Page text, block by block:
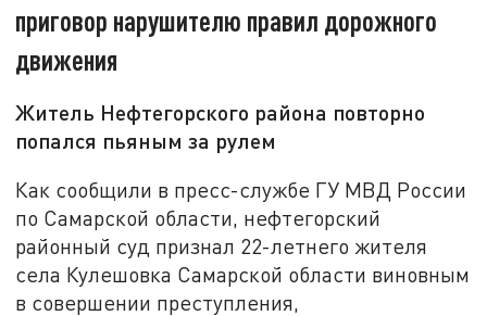
приговор нарушителю правил дорожного
движения
Житель Нефтегорского района повторно
попался пьяным за рулем
Как сообщили в пресс-службе ГУ МВД России
по Самарской области, нефтегорский
районный суд признал 22-летнего жителя
села Кулешовка Самарской области виновным
в совершении преступления,